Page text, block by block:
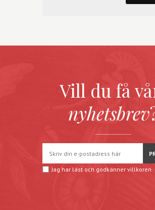
Vill du få
nyhetsbrev
Jag har läst och godkänner villkoren